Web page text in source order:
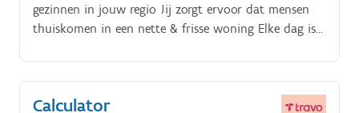
gezinnen in jouw regio Jij zorgt ervoor dat mensen
thuiskomen in een nette & frisse woning Elke dag is
schoonmaken, stofzuigen, dweilen en ramen lappen.
Calculator